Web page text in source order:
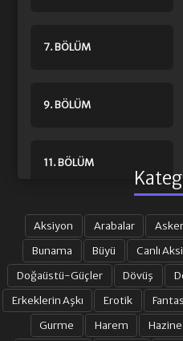
7. BÖLÜM
9. BÖLÜM
11. BÖLÜM
13. BÖLÜM
15. BÖLÜM
Aksiyon Arabalar
Bunama
Büyü Canlı
Doğaüstü-Güçler
Dövüş
Erkeklerin Aşkı
Erotik
Gurme
Harem